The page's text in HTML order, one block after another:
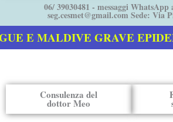
06/ 39030481 - messaggi WhatsApp
seg.cesmet@gmail.com Sede: Via
E MALDIVE GRAVE
Consulenza del
dottor Meo